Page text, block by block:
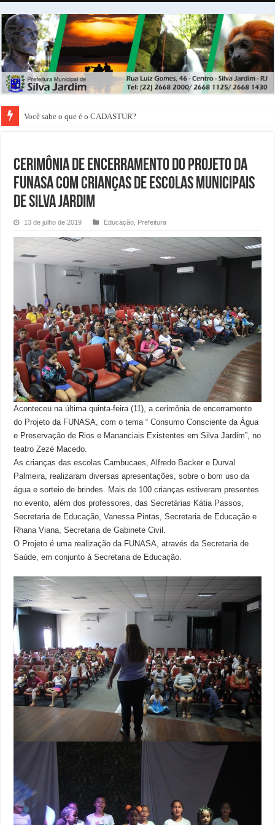
Você sabe o que é o CADASTUR?
Cerimônia de Encerramento do Projeto da
FUNASA com Crianças de Escolas Municipais
de Silva Jardim
13 de julho de 2019 Educação Prefeitura
Aconteceu na última quinta-feira (11), a cerimônia de encerramento
do Projeto da FUNASA, com o tema “ Consumo Consciente da Água
e Preservação de Rios e Mananciais Existentes em Silva Jardim”, no
teatro Zezé Macedo.
As crianças das escolas Cambucaes, Alfredo Backer e Durval
Palmeira, realizaram diversas apresentações, sobre o bom uso da
água e sorteio de brindes. Mais de 100 crianças estiveram presentes
no evento, além dos professores, das Secretárias Kátia Passos,
Secretaria de Educação, Vanessa Pintas, Secretaria de Educação e
Rhana Viana, Secretaria de Gabinete Civil.
O Projeto é uma realização da FUNASA, através da Secretaria de
Saúde, em conjunto à Secretaria de Educação.